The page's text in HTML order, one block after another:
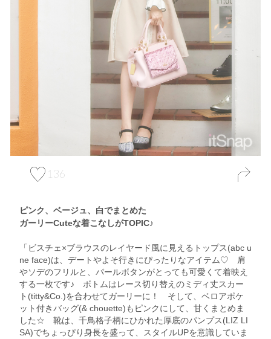
136
ピンク、ベージュ、白でまとめた
ガーリーCuteな着こなしがTOPIC♪
「ビスチェ×ブラウスのレイヤード風に見えるトップス(abc u
ne face)は、デートやよそ行きにぴったりなアイテム♡ 肩
やソデのフリルと、パールボタンがとっても可愛くて着映え
する一枚です♪ ボトムはレース切り替えのミディ丈スカー
ト(titty&Co.)を合わせてガーリーに！ そして、ベロアポケ
ット付きバッグ(& chouette)もピンクにして、甘くまとめま
した☆ 靴は、千鳥格子柄にひかれた厚底のパンプス(LIZ LI
SA)でちょっぴり身長を盛って、スタイルUPを意識していま